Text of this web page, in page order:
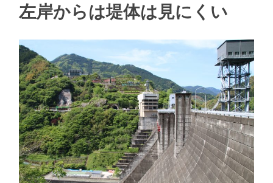
左岸からは堤体は見にくい